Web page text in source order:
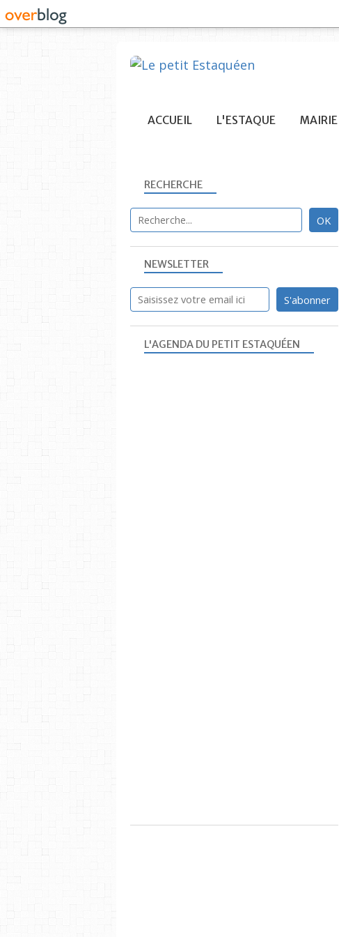
ACCUEIL L'ESTAQUE
NEWSLETTER
RECHERCHE
L'AGENDA DU PETIT ESTAQUÉEN